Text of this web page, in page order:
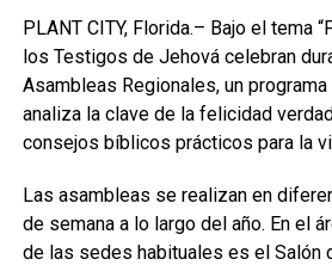
el multimillonario Elon Musk, que
comprar la red social por 44.000
(Con información de EFE y AFP)
ENTRETENIMIENTO
HOME
MENSAJES
POLEMICA PUBLICAR
RESTRINGIERON
SOCIAL MEDIA
PLANT CITY, Florida.– Bajo el tema
los Testigos de Jehová celebran
Asambleas Regionales, un
analiza la clave de la felicidad
consejos bíblicos prácticos para la
Las asambleas se realizan en
de semana a lo largo del año. En el
de las sedes habituales es el Salón